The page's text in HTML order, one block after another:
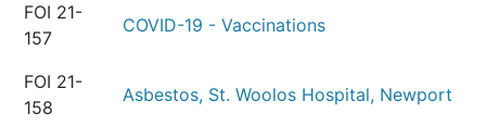
FOI 21-
157
COVID-19 - Vaccinations
FOI 21-
158
Asbestos, St. Woolos Hospital, Newport